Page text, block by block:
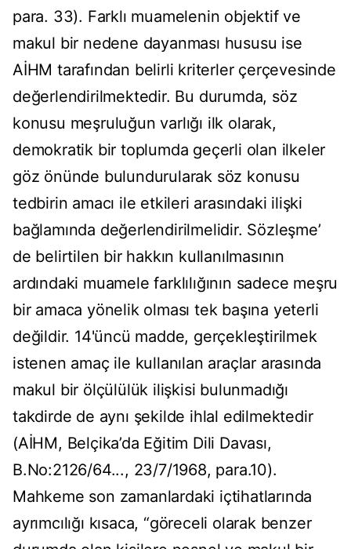
para. 33). Farklı muamelenin objektif ve
makul bir nedene dayanması hususu ise
AİHM tarafından belirli kriterler çerçevesinde
değerlendirilmektedir. Bu durumda, söz
konusu meşruluğun varlığı ilk olarak,
demokratik bir toplumda geçerli olan ilkeler
göz önünde bulundurularak söz konusu
tedbirin amacı ile etkileri arasındaki ilişki
bağlamında değerlendirilmelidir. Sözleşme’
de belirtilen bir hakkın kullanılmasının
ardındaki muamele farklılığının sadece meşru
bir amaca yönelik olması tek başına yeterli
değildir. 14'üncü madde, gerçekleştirilmek
istenen amaç ile kullanılan araçlar arasında
makul bir ölçülülük ilişkisi bulunmadığı
takdirde de aynı şekilde ihlal edilmektedir
(AİHM, Belçika’da Eğitim Dili Davası,
B.No:2126/64..., 23/7/1968, para.10).
Mahkeme son zamanlardaki içtihatlarında
ayrımcılığı kısaca, “göreceli olarak benzer